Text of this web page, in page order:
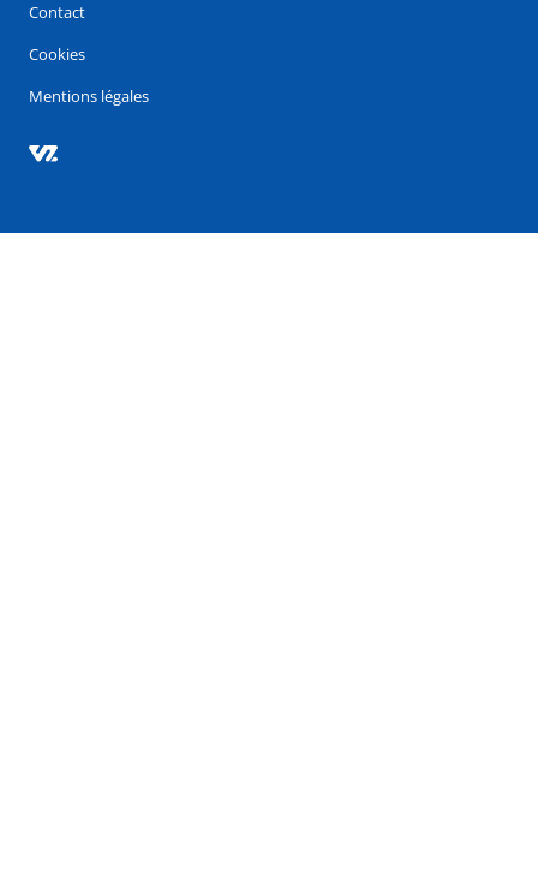
Contact
Cookies
Mentions légales